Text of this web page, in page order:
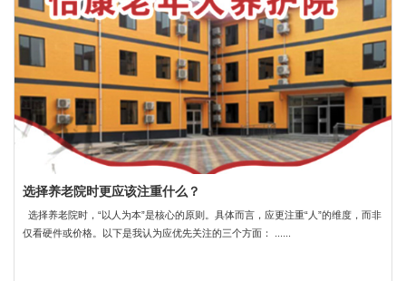
选择养老院时更应该注重什么？
选择养老院时，“以人为本”是核心的原则。具体而言，应更注重“人”的维度，而非
仅看硬件或价格。以下是我认为应优先关注的三个方面： ......